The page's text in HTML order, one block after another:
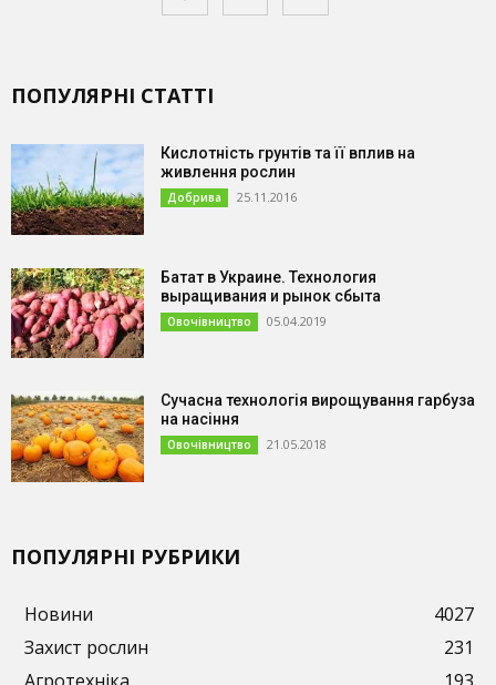
ПОПУЛЯРНІ СТАТТІ
Кислотність грунтів та її вплив на
живлення рослин
Добрива 25.11.2016
Батат в Украине. Технология
выращивания и рынок сбыта
Овочівництво 05.04.2019
Сучасна технологія вирощування гарбуза
на насіння
Овочівництво 21.05.2018
ПОПУЛЯРНІ РУБРИКИ
Новини
4027
Захист рослин
231